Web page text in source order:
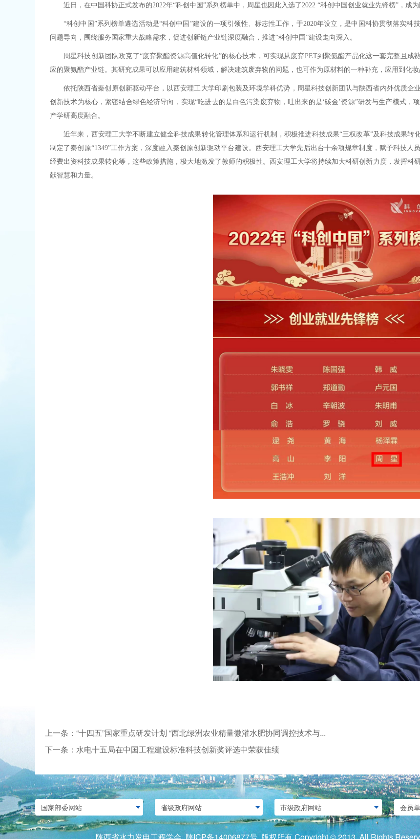
近日，在中国科协正式发布的2022年“科创中国”系列榜单中，周星也因此入选了2022 “科创中国创业就业先锋榜”，成
“科创中国”系列榜单遴选活动是“科创中国”建设的一项引领性、标志性工作，于2020年设立，是中国科协贯彻落实
问题导向，围绕服务国家重大战略需求，促进创新链产业链深度融合，推进“科创中国”建设走向深入。
周星科技创新团队攻克了“废弃聚酯资源高值化转化”的核心技术，可实现从废弃PET到聚氨酯产品化这一套完整且
应的聚氨酯产业链。其研究成果可以应用建筑材料领域，解决建筑废弃物的问题，也可作为原材料的一种补充，应用到化妆
依托陕西省秦创原创新驱动平台，以西安理工大学印刷包装及环境学科优势，周星科技创新团队与陕西省内外优质企
创新技术为核心，紧密结合绿色经济导向，实现“吃进去的是白色污染废弃物，吐出来的是‘碳金’资源”研发与生产模式
产学研高度融合。
近年来，西安理工大学不断建立健全科技成果转化管理体系和运行机制，积极推进科技成果“三权改革”及科技成果转
制定了秦创原“1349”工作方案，深度融入秦创原创新驱动平台建设。西安理工大学先后出台十余项规章制度，赋予科技
经费出资科技成果转化等，这些政策措施，极大地激发了教师的积极性。西安理工大学将持续加大科研创新力度，发挥科
献智慧和力量。
上一条：“十四五”国家重点研发计划 “西北绿洲农业精量微灌水肥协同调控技术与...
下一条：水电十五局在中国工程建设标准科技创新奖评选中荣获佳绩